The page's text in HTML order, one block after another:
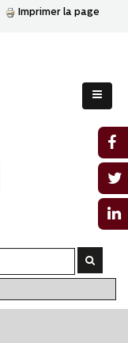
Imprimer la page